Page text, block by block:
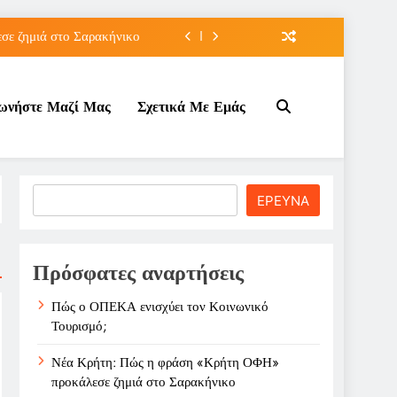
ζημιά στο Σαρακήνικο
πετρελαίου στο ;
ζημιά στο Σαρακήνικο
της για την καριέρα;
Μαζί Μας Σχετικά Με Εμάς
ΕΡΕΥΝΑ
Πρόσφατες αναρτήσεις
Πώς ο ΟΠΕΚΑ ενισχύει τον Κοινωνικό
Τουρισμό;
Νέα Κρήτη: Πώς η φράση «Κρήτη ΟΦΗ»
προκάλεσε ζημιά στο Σαρακήνικο